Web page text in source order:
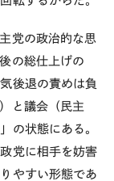
党の政治的な思
の総仕上げの
後退の責めは負
と議会（民主
の状態にある。
党に相手を妨害
やすい形態であ